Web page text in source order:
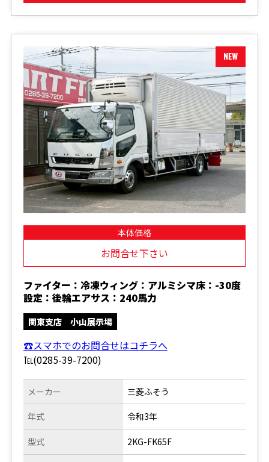
本体価格
お問合せ下さい
ファイター：冷凍ウィング：アルミシマ床：-30度
設定：後輪エアサス：240馬力
関東支店 小山展示場
☎スマホでのお問合せはコチラへ
℡(0285-39-7200)
メーカー
年式
型式
三菱ふそう
令和3年
2KG-FK65F